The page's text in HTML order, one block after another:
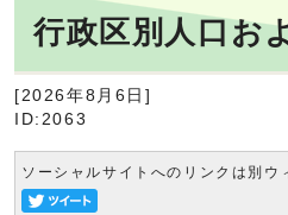
行政区別人口お
[2026年8月6日]
ID:2063
ソーシャルサイトへのリンクは別ウ